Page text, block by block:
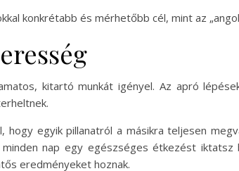
konkrétabb és mérhetőbb cél, mint az
kitartó munkát igényel. Az apró
egyik pillanatról a másikra teljesen
nap egy egészséges étkezést
eredményeket hoznak.